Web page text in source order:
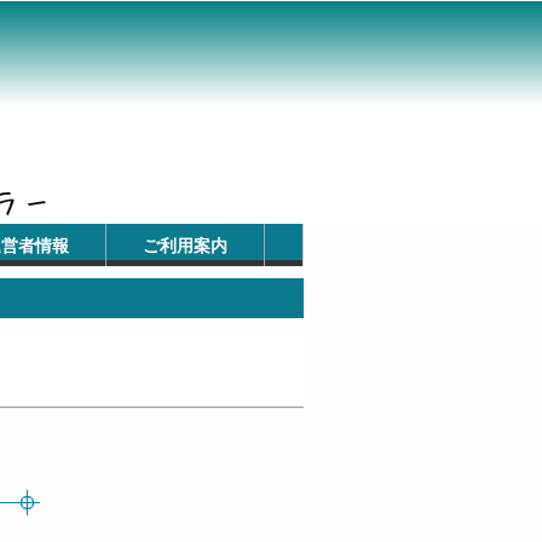
者情報 ご利用案内